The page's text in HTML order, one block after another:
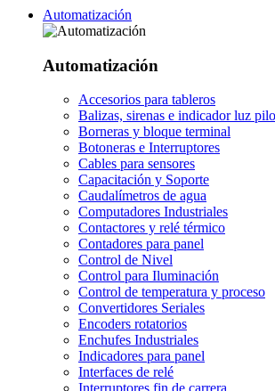
Automatización
Automatización
Accesorios para tableros
Balizas, sirenas e indicador luz
Borneras y bloque terminal
Botoneras e Interruptores
Cables para sensores
Capacitación y Soporte
Caudalímetros de agua
Computadores Industriales
Contactores y relé térmico
Contadores para panel
Control de Nivel
Control para Iluminación
Control de temperatura y proceso
Convertidores Seriales
Encoders rotatorios
Enchufes Industriales
Indicadores para panel
Interfaces de relé